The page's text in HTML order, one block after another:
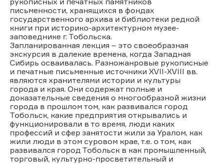
письменности, хранящихся в фондах
государственного архива и библиотеки редкой
книги при историко-архитектурном музее-
заповеднике г. Тобольска.
Запланированная лекция – это своеобразная
экскурсия в далекие времена, когда Западная
Сибирь осваивалась. Разножанровые рукописные
и печатные письменные источники XVII-XVIII вв.
являются хранителями истории и культуры
города и края. Они содержат полные и
доказательные сведения о многообразной жизни
города в прошлом том, как развивался город
Тобольск, какие предприятия открывались и
функционировали в то время, люди каких
профессий и сфер занятости жили за Уралом, как
жили люди в этом суровом крае, т.е. о том, как
развивался город Тобольск в как промышленный,
торговый, культурно-просветительный и